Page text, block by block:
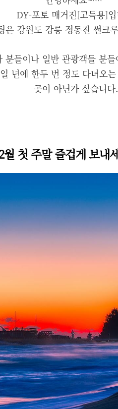
DY-포토 매거진[고득용]
은 강원도 강릉 정동진 썬크
분들이나 일반 관광객들 분
년에 한두 번 정도 다녀오
곳이 아닌가 싶습니다.
월 첫 주말 즐겁게 보내